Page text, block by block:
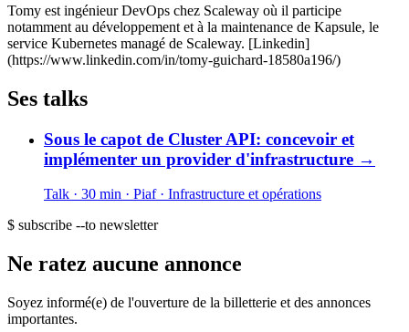
Tomy est ingénieur DevOps chez Scaleway où il participe
notamment au développement et à la maintenance de Kapsule, le
service Kubernetes managé de Scaleway. [Linkedin]
(https://www.linkedin.com/in/tomy-guichard-18580a196/)
Ses talks
Sous le capot de Cluster API: concevoir et
implémenter un provider d'infrastructure →
Talk · 30 min · Piaf · Infrastructure et opérations
$ subscribe --to newsletter
Ne ratez aucune annonce
Soyez informé(e) de l'ouverture de la billetterie et des annonces
importantes.